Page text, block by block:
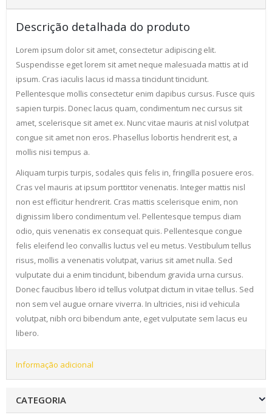
Descrição detalhada do produto
Lorem ipsum dolor sit amet, consectetur adipiscing elit.
Suspendisse eget lorem sit amet neque malesuada mattis at id
ipsum. Cras iaculis lacus id massa tincidunt tincidunt.
Pellentesque mollis consectetur enim dapibus cursus. Fusce quis
sapien turpis. Donec lacus quam, condimentum nec cursus sit
amet, scelerisque sit amet ex. Nunc vitae mauris at nisl volutpat
congue sit amet non eros. Phasellus lobortis hendrerit est, a
mollis nisi tempus a.
Aliquam turpis turpis, sodales quis felis in, fringilla posuere eros.
Cras vel mauris at ipsum porttitor venenatis. Integer mattis nisl
non est efficitur hendrerit. Cras mattis scelerisque enim, non
dignissim libero condimentum vel. Pellentesque tempus diam
odio, quis venenatis ex consequat quis. Pellentesque congue
felis eleifend leo convallis luctus vel eu metus. Vestibulum tellus
risus, mollis a venenatis volutpat, varius sit amet nulla. Sed
vulputate dui a enim tincidunt, bibendum gravida urna cursus.
Donec faucibus libero id tellus volutpat dictum in vitae tellus. Sed
non sem vel augue ornare viverra. In ultricies, nisi id vehicula
volutpat, nibh orci bibendum ante, eget vulputate sem lacus eu
libero.
Informação adicional
CATEGORIA